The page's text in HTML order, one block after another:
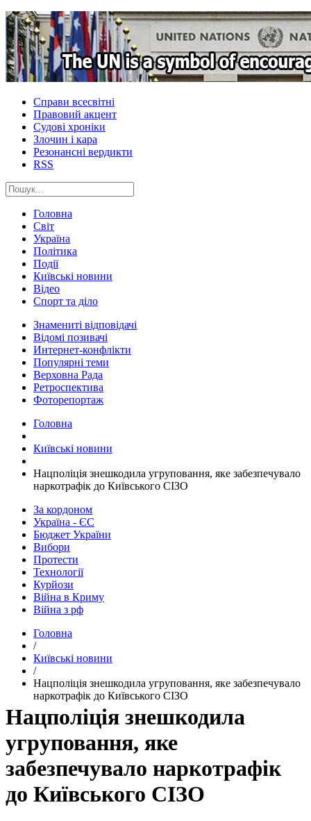
Справи всесвітні
Правовий акцент
Судові хроніки
Злочин і кара
Резонансні вердикти
RSS
Головна
Світ
Україна
Політика
Події
Київські новини
Відео
Спорт та діло
Знамениті відповідачі
Відомі позивачі
Интернет-конфлікти
Популярні теми
Верховна Рада
Ретроспектива
Фоторепортаж
Головна
Київські новини
​Нацполіція знешкодила угруповання, яке забезпечувало
наркотрафік до Київського СІЗО
За кордоном
Україна - ЄС
Бюджет України
Вибори
Протести
Технології
Курйози
Війна в Криму
Війна з рф
Головна
/
Київські новини
/
​Нацполіція знешкодила угруповання, яке забезпечувало
наркотрафік до Київського СІЗО
​Нацполіція знешкодила
угруповання, яке
забезпечувало наркотрафік
до Київського СІЗО